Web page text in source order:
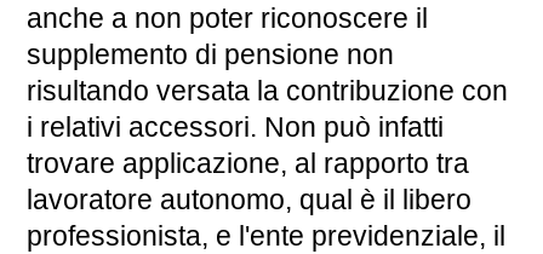
anche a non poter riconoscere il
supplemento di pensione non
risultando versata la contribuzione con
i relativi accessori. Non può infatti
trovare applicazione, al rapporto tra
lavoratore autonomo, qual è il libero
professionista, e l'ente previdenziale, il